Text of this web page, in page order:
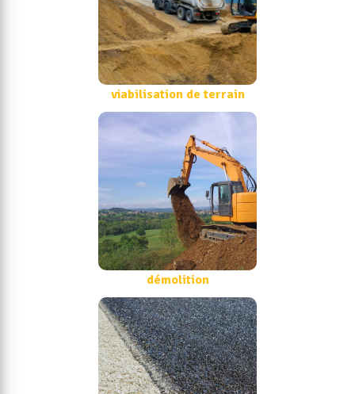
viabilisation de terrain
démolition